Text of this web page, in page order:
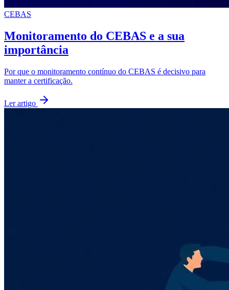
CEBAS
Monitoramento do CEBAS e a sua
importância
Por que o monitoramento contínuo do CEBAS é decisivo para
manter a certificação.
Ler artigo